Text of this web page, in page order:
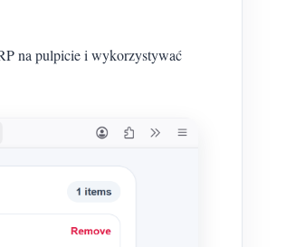
na pulpicie i wykorzystywać